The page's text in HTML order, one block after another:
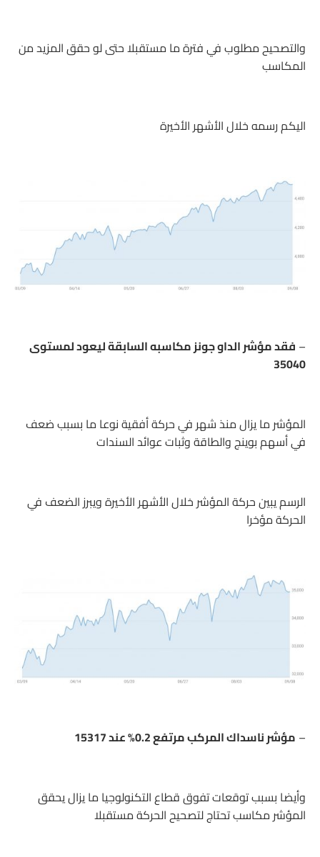
والتصحيح مطلوب في فترة ما مستقبلا حتى لو حقق المزيد من
المكاسب
اليكم رسمه خلال الأشهر الأخيرة
– فقد مؤشر الداو جونز مكاسبه السابقة ليعود لمستوى
35040
المؤشر ما يزال منذ شهر في حركة أفقية نوعا ما بسبب ضعف
في أسهم بوينج والطاقة وثبات عوائد السندات
الرسم يبين حركة المؤشر خلال الأشهر الأخيرة ويبرز الضعف في
الحركة مؤخرا
– مؤشر ناسداك المركب مرتفع 0.2% عند 15317
وأيضا بسبب توقعات تفوق قطاع التكنولوجيا ما يزال يحقق
المؤشر مكاسب تحتاج لتصحيح الحركة مستقبلا